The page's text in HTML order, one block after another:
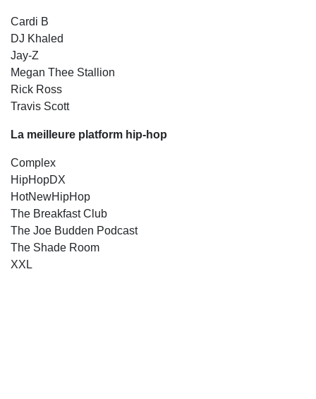
Cardi B
DJ Khaled
Jay-Z
Megan Thee Stallion
Rick Ross
Travis Scott
La meilleure platform hip-hop
Complex
HipHopDX
HotNewHipHop
The Breakfast Club
The Joe Budden Podcast
The Shade Room
XXL